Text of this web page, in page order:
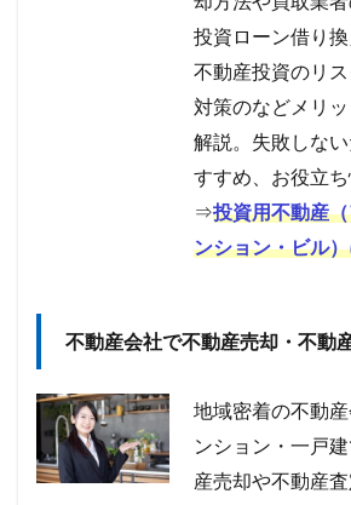
投資ローン借り
不動産投資のリ
対策のなどメリ
解説。失敗しな
すすめ、お役立ち
⇒投資用不動産
ンション・ビル
不動産会社で不動産売却・不動
地域密着の不動
ンション・一戸
産売却や不動産